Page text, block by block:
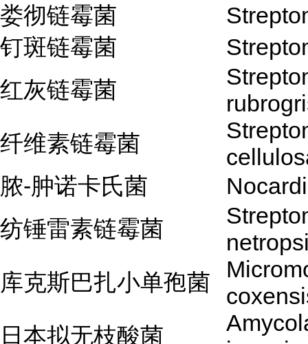
娄彻链霉菌
钉斑链霉菌
红灰链霉菌
纤维素链霉菌
脓-肿诺卡氏菌
纺锤雷素链霉菌
库克斯巴扎小单孢菌
日本拟无枝酸菌